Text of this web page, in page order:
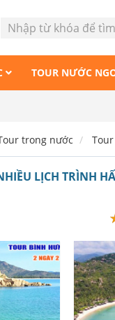
TOUR NƯỚC
trong nước
LỊCH TRÌNH